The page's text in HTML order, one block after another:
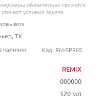
REMIX
000000
520 мл
обязательно свяжутся
условия заказа
ТК
наличии
Код: RM-SPR05